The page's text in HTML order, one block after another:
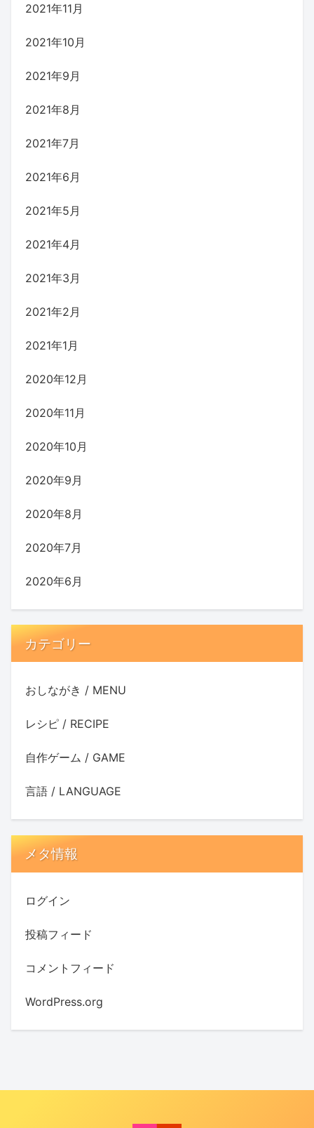
2021年11月
2021年10月
2021年9月
2021年8月
2021年7月
2021年6月
2021年5月
2021年4月
2021年3月
2021年2月
2021年1月
2020年12月
2020年11月
2020年10月
2020年9月
2020年8月
2020年7月
2020年6月
カテゴリー
おしながき / MENU
レシピ / RECIPE
自作ゲーム / GAME
言語 / LANGUAGE
メタ情報
ログイン
投稿フィード
コメントフィード
WordPress.org